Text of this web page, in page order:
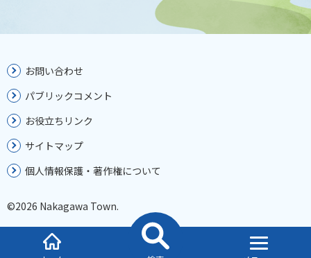
お問い合わせ
パブリックコメント
お役立ちリンク
サイトマップ
個人情報保護・著作権について
©2026 Nakagawa Town.